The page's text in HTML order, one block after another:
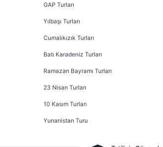
GAP Turları
Yılbaşı Turları
Cumalıkızık Turları
Batı Karadeniz Turları
Ramazan Bayramı Turları
23 Nisan Turları
10 Kasım Turları
Yunanistan Turu